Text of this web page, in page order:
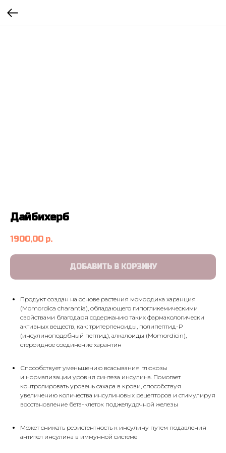
Дайбихерб
1900,00 р.
ДОБАВИТЬ В КОРЗИНУ
Продукт создан на основе растения момордика харанция
(Momordica charantia), обладающего гипогликемическими
свойствами благодаря содержанию таких фармакологически
активных веществ, как: тритерпеноиды, полипептид-Р
(инсулиноподобный пептид), алкалоиды (Momordicin),
стероидное соединение харантин
Способствует уменьшению всасывания глюкозы
и нормализации уровня синтеза инсулина. Помогает
контролировать уровень сахара в крови, способствуя
увеличению количества инсулиновых рецепторов и стимулируя
восстановление бета-клеток поджелудочной железы
Может снижать резистентность к инсулину путем подавления
антител инсулина в иммунной системе